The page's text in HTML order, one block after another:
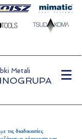
Metali
τις διαδικασίες